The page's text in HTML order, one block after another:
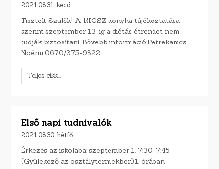
2021.08.31. kedd
Tisztelt Szülők! A KIGSZ konyha tájékoztatása
szerint szeptember 13-ig a diétás étrendet nem
tudják biztosítani. Bővebb információ:Petrekanics
Noémi 0670/375-9322
Teljes cikk...
Első napi tudnivalók
2021.08.30. hétfő
Érkezés az iskolába: szeptember 1. 7:30-7:45
(Gyülekező az osztálytermekben)1. órában